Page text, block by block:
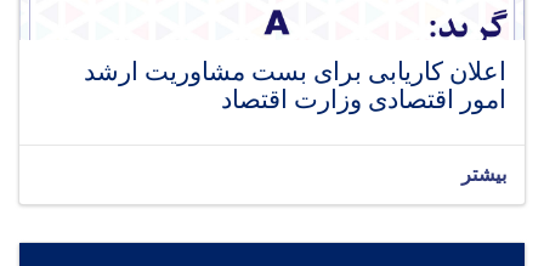
اعلان کاریابی برای بست مشاوریت ارشد
امور اقتصادی وزارت اقتصاد
بیشتر